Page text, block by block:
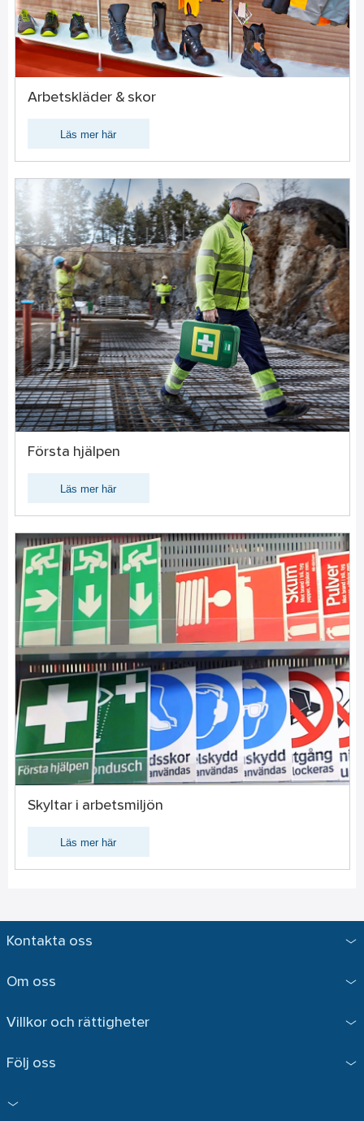
Arbetskläder & skor
Läs mer här
Första hjälpen
Läs mer här
Skyltar i arbetsmiljön
Läs mer här
Kontakta oss
Om oss
Villkor och rättigheter
Följ oss